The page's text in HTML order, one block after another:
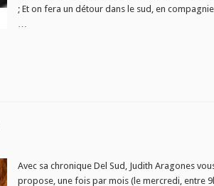
; Et on fera un détour dans le sud, en
Avec sa chronique Del Sud, Judith Aragones
propose, une fois par mois (le mercredi, entre